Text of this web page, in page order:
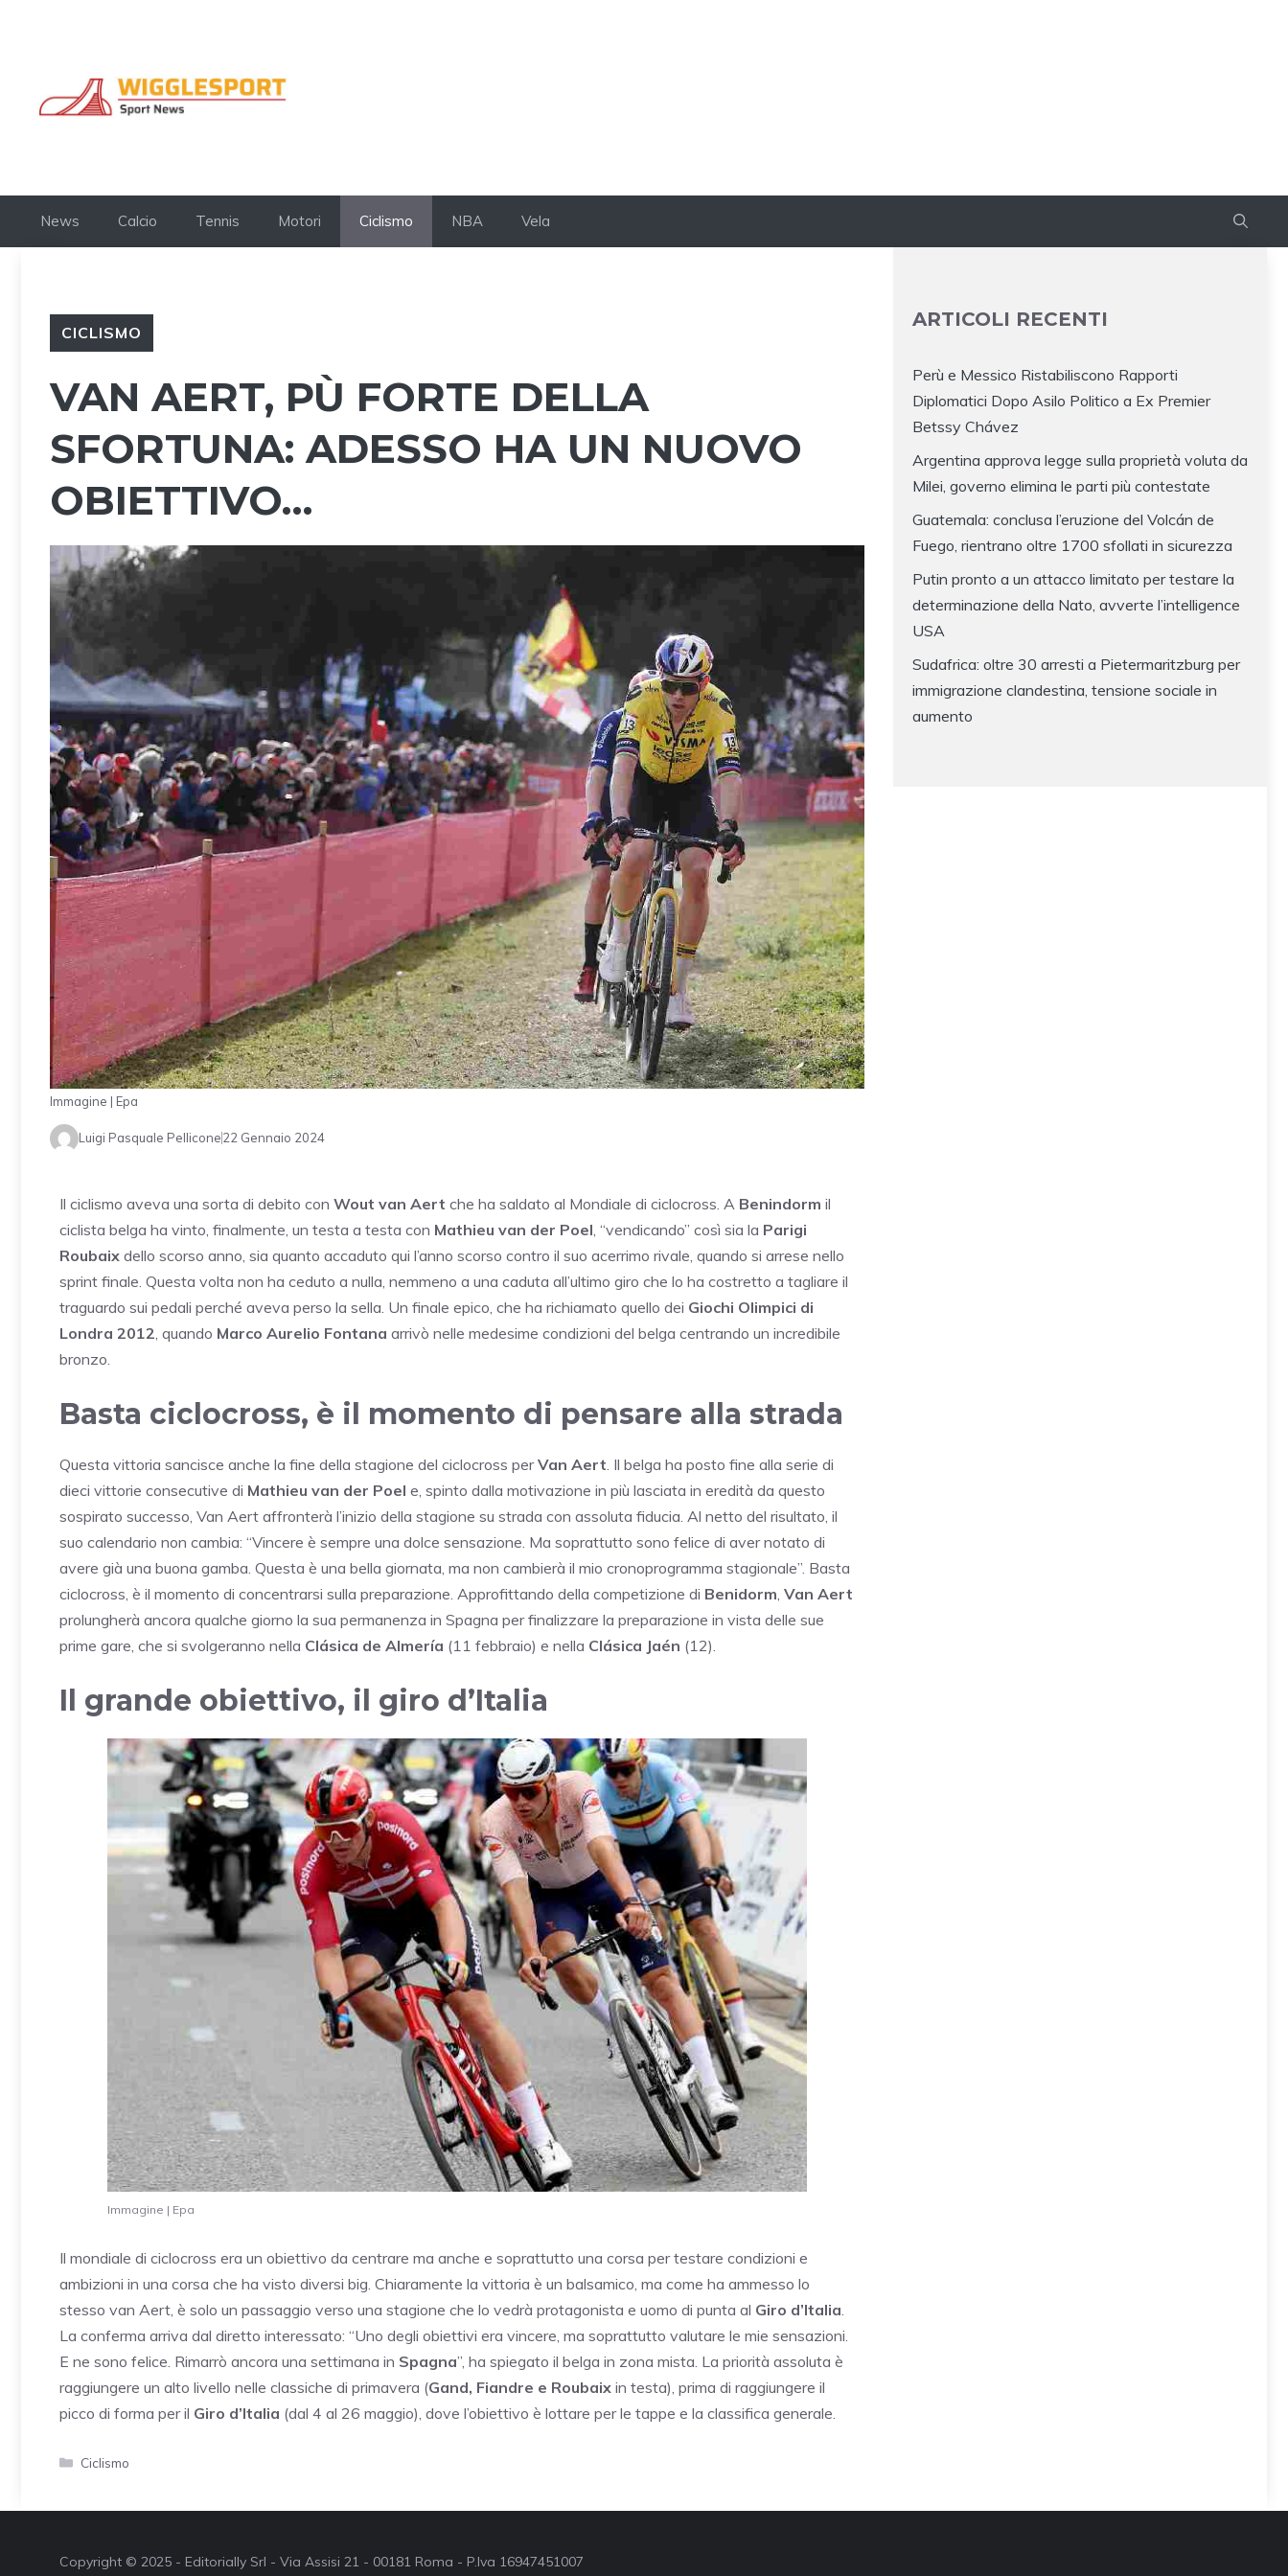
News Calcio Tennis Motori Ciclismo NBA Vela
CICLISMO
VAN AERT, PÙ FORTE DELLA
SFORTUNA: ADESSO HA UN NUOVO
OBIETTIVO…
Immagine | Epa
Luigi Pasquale Pellicone22 Gennaio 2024
Il ciclismo aveva una sorta di debito con Wout van Aert che ha saldato al Mondiale di ciclocross. A Benindorm il
ciclista belga ha vinto, finalmente, un testa a testa con Mathieu van der Poel , “vendicando” così sia la Parigi
Roubaix dello scorso anno, sia quanto accaduto qui l’anno scorso contro il suo acerrimo rivale, quando si arrese nello
sprint finale. Questa volta non ha ceduto a nulla, nemmeno a una caduta all’ultimo giro che lo ha costretto a tagliare il
traguardo sui pedali perché aveva perso la sella. Un finale epico, che ha richiamato quello dei Giochi Olimpici di
Londra 2012 , quando Marco Aurelio Fontana arrivò nelle medesime condizioni del belga centrando un incredibile
bronzo.
Basta ciclocross, è il momento di pensare alla strada
Questa vittoria sancisce anche la fine della stagione del ciclocross perVan Aert . Il belga ha posto fine alla serie di
dieci vittorie consecutive di Mathieu van der Poel e, spinto dalla motivazione in più lasciata in eredità da questo
sospirato successo, Van Aert affronterà l’inizio della stagione su strada con assoluta fiducia. Al netto del risultato, il
suo calendario non cambia: “Vincere è sempre una dolce sensazione. Ma soprattutto sono felice di aver notato di
avere già una buona gamba. Questa è una bella giornata, ma non cambierà il mio cronoprogramma stagionale”. Basta
ciclocross, è il momento di concentrarsi sulla preparazione. Approfittando della competizione di Benidorm Van Aert
prolungherà ancora qualche giorno la sua permanenza in Spagna per finalizzare la preparazione in vista delle sue
prime gare, che si svolgeranno nella Clásica de Almería (11 febbraio) e nella Clásica Jaén (12).
Il grande obiettivo, il giro d’Italia
Immagine | Epa
Il mondiale di ciclocross era un obiettivo da centrare ma anche e soprattutto una corsa per testare condizioni e
ambizioni in una corsa che ha visto diversi big. Chiaramente la vittoria è un balsamico, ma come ha ammesso lo
stesso van Aert, è solo un passaggio verso una stagione che lo vedrà protagonista e uomo di punta al Giro d’Italia.
La conferma arriva dal diretto interessato: “Uno degli obiettivi era vincere, ma soprattutto valutare le mie sensazioni.
E ne sono felice. Rimarrò ancora una settimana in Spagna”, ha spiegato il belga in zona mista. La priorità assoluta è
raggiungere un alto livello nelle classiche di primavera (Gand, Fiandre e Roubaix in testa), prima di raggiungere il
picco di forma per il Giro d’Italia (dal 4 al 26 maggio), dove l’obiettivo è lottare per le tappe e la classifica generale.
Categorie
Ciclismo
ARTICOLI RECENTI
Perù e Messico Ristabiliscono Rapporti
Diplomatici Dopo Asilo Politico a Ex Premier
Betssy Chávez
Argentina approva legge sulla proprietà voluta da
Milei, governo elimina le parti più contestate
Guatemala: conclusa l’eruzione del Volcán de
Fuego, rientrano oltre 1700 sfollati in sicurezza
Putin pronto a un attacco limitato per testare la
determinazione della Nato, avverte l’intelligence
USA
Sudafrica: oltre 30 arresti a Pietermaritzburg per
immigrazione clandestina, tensione sociale in
aumento
Copyright © 2025 - Editorially Srl - Via Assisi 21 - 00181 Roma - P.Iva 16947451007